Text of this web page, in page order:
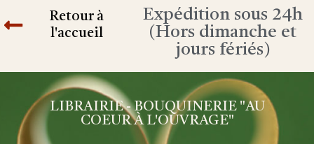
Retour à
l'accueil
Expédition sous 24h
(Hors dimanche et
jours fériés)
LIBRAIRIE - BOUQUINERIE "AU
COEUR À L'OUVRAGE"